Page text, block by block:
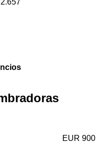
EUR 900